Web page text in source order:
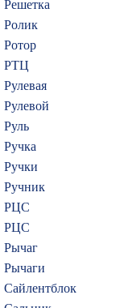
Решетка
Ролик
Ротор
РТЦ
Рулевая
Рулевой
Руль
Ручка
Ручки
Ручник
РЦC
РЦС
Рычаг
Рычаги
Сайлентблок